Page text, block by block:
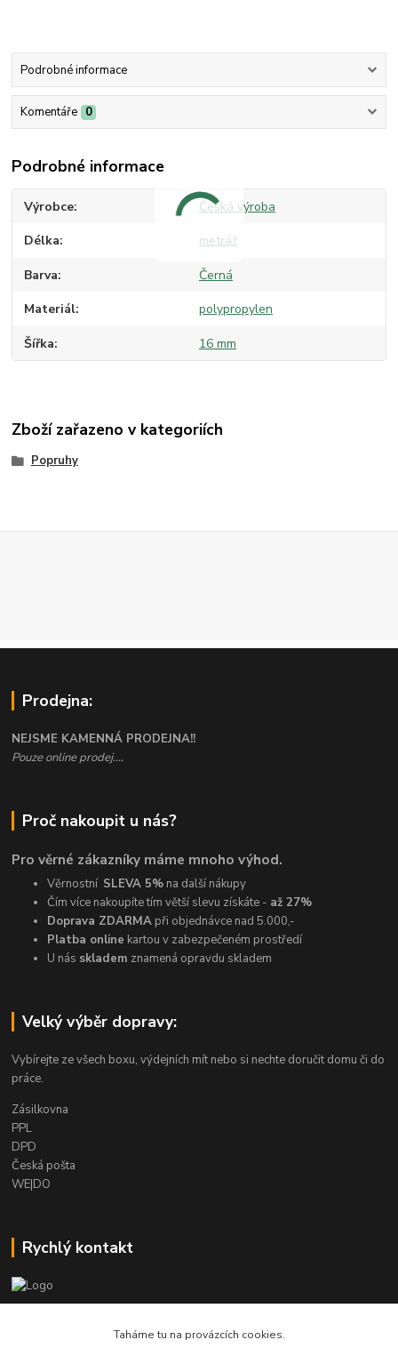
Podrobné informace
Komentáře 0
Podrobné informace
Výrobce Česká výroba
Délka metráž
Barva Černá
Materiál polypropylen
Šířka 16 mm
Zboží zařazeno v kategoriích
Popruhy
Prodejna:
NEJSME KAMENNÁ PRODEJNA!!
Pouze online prodej....
Proč nakoupit u nás?
Pro věrné zákazníky máme mnoho výhod.
Věrnostní SLEVA 5% na další nákupy
Čím více nakoupíte tím větší slevu získáte - až 27%
Doprava ZDARMA při objednávce nad 5.000,-
Platba online kartou v zabezpečeném prostředí
U nás skladem znamená opravdu skladem
Velký výběr dopravy:
Vybírejte ze všech boxu, výdejních mít nebo si nechte doručit domu či do
práce.
Zásilkovna
PPL
DPD
Česká pošta
WE|DO
Rychlý kontakt
info@armygalanterie.czTaháme tu na provázcích cookies.